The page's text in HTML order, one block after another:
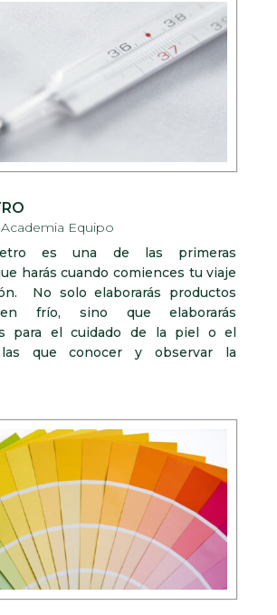
Academia Equipo
es una de las primeras
harás cuando comiences tu viaje
No solo elaborarás productos
en frío, sino que elaborarás
para el cuidado de la piel o el
que conocer y observar la